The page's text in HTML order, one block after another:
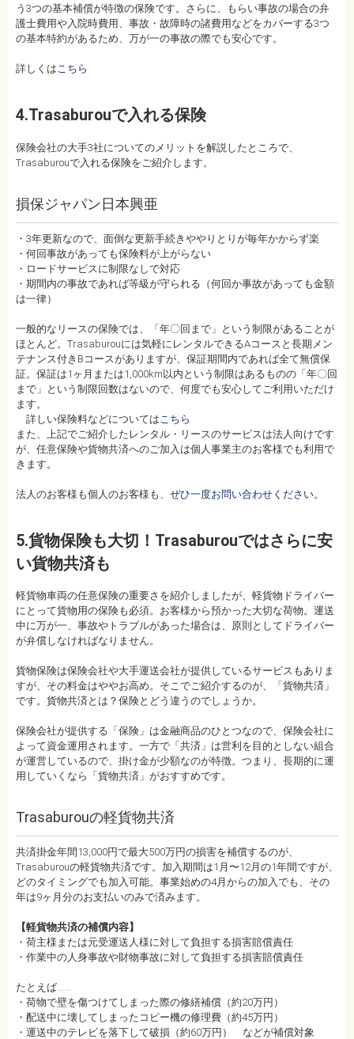
う3つの基本補償が特徴の保険です。さらに、もらい事故の場合の弁
護士費用や入院時費用、事故・故障時の諸費用などをカバーする3つ
の基本特約があるため、万が一の事故の際でも安心です。
詳しくはこちら
4.Trasaburouで入れる保険
保険会社の大手3社についてのメリットを解説したところで、
Trasaburouで入れる保険をご紹介します。
損保ジャパン日本興亜
・3年更新なので、面倒な更新手続きややりとりが毎年かからず楽
・何回事故があっても保険料が上がらない
・ロードサービスに制限なしで対応
・期間内の事故であれば等級が守られる（何回か事故があっても金額
は一律）
一般的なリースの保険では、「年〇回まで」という制限があることが
ほとんど。Trasaburouには気軽にレンタルできるAコースと長期メン
テナンス付きBコースがありますが、保証期間内であれば全て無償保
証。保証は1ヶ月または1,000km以内という制限はあるものの「年〇回
まで」という制限回数はないので、何度でも安心してご利用いただけ
ます。
詳しい保険料などについては こちら
また、上記でご紹介したレンタル・リースのサービスは法人向けです
が、任意保険や貨物共済へのご加入は個人事業主のお客様でも利用で
きます。
法人のお客様も個人のお客様も、 ぜひ一度お問い合わせください。
5.貨物保険も大切！Trasaburouではさらに安
い貨物共済も
軽貨物車両の任意保険の重要さを紹介しましたが、軽貨物ドライバー
にとって貨物用の保険も必須。お客様から預かった大切な荷物。運送
中に万が一、事故やトラブルがあった場合は、原則としてドライバー
が弁償しなければなりません。
貨物保険は保険会社や大手運送会社が提供しているサービスもありま
すが、その料金はややお高め。そこでご紹介するのが、「貨物共済」
です。貨物共済とは？保険とどう違うのでしょうか。
保険会社が提供する「保険」は金融商品のひとつなので、保険会社に
よって資金運用されます。一方で「共済」は営利を目的としない組合
が運営しているので、掛け金が少額なのが特徴。つまり、長期的に運
用していくなら「貨物共済」がおすすめです。
Trasaburouの軽貨物共済
共済掛金年間13,000円で最大500万円の損害を補償するのが、
Trasaburouの軽貨物共済です。加入期間は1月〜12月の1年間ですが、
どのタイミングでも加入可能。事業始めの4月からの加入でも、その
年は9ヶ月分のお支払いのみで済みます。
【軽貨物共済の補償内容】
・荷主様または元受運送人様に対して負担する損害賠償責任
・作業中の人身事故や財物事故に対して負担する損害賠償責任
たとえば……
・荷物で壁を傷つけてしまった際の修繕補償（約20万円）
・配送中に壊してしまったコピー機の修理費（約45万円）
・運送中のテレビを落下して破損（約60万円） などが補償対象